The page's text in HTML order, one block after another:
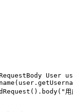
User
用